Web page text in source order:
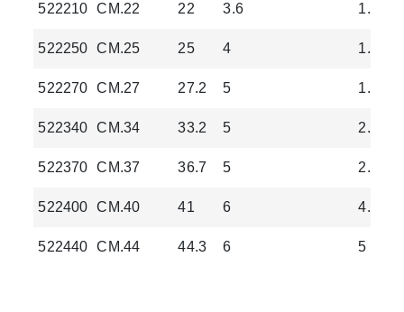
522210 CM.22 22 3.6 1.08
522250 CM.25 25 4 1.33
522270 CM.27 27.2 5 1.64
522340 CM.34 33.2 5 2.54
522370 CM.37 36.7 5 2.9
522400 CM.40 41 6 4.4
522440 CM.44 44.3 6 5